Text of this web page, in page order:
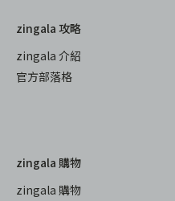
zingala 攻略
zingala 介紹
官方部落格
zingala 購物
zingala 購物